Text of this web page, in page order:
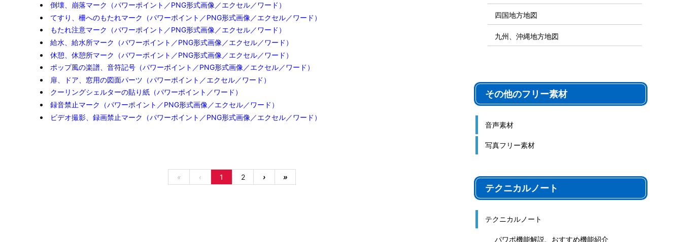
倒壊、崩落マーク（パワーポイント／PNG形式画像／エクセル／ワード）
てすり、柵へのもたれマーク（パワーポイント／PNG形式画像／エクセル／ワード）
もたれ注意マーク（パワーポイント／PNG形式画像／エクセル／ワード）
給水、給水所マーク（パワーポイント／PNG形式画像／エクセル／ワード）
休憩、休憩所マーク（パワーポイント／PNG形式画像／エクセル／ワード）
ポップ風の楽譜、音符記号（パワーポイント／PNG形式画像／エクセル／ワード）
扉、ドア、窓用の図面パーツ（パワーポイント／エクセル／ワード）
クーリングシェルターの貼り紙（パワーポイント／ワード）
録音禁止マーク（パワーポイント／PNG形式画像／エクセル／ワード）
ビデオ撮影、録画禁止マーク（パワーポイント／PNG形式画像／エクセル／ワード）
« ‹ 1 2 › »
四国地方地図
九州、沖縄地方地図
その他のフリー素材
音声素材
写真フリー素材
テクニカルノート
テクニカルノート
パワポ機能解説、おすすめ機能紹介